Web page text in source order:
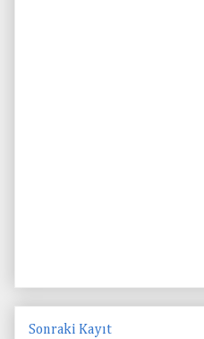
Sonraki Kayıt